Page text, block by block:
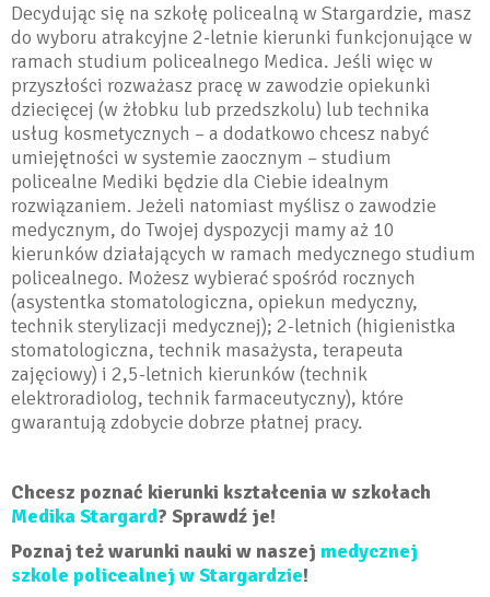
Decydując się na szkołę policealną w Stargardzie, masz
do wyboru atrakcyjne 2-letnie kierunki funkcjonujące w
ramach studium policealnego Medica. Jeśli więc w
przyszłości rozważasz pracę w zawodzie opiekunki
dziecięcej (w żłobku lub przedszkolu) lub technika
usług kosmetycznych – a dodatkowo chcesz nabyć
umiejętności w systemie zaocznym ­– studium
policealne Mediki będzie dla Ciebie idealnym
rozwiązaniem. Jeżeli natomiast myślisz o zawodzie
medycznym, do Twojej dyspozycji mamy aż 10
kierunków działających w ramach medycznego studium
policealnego. Możesz wybierać spośród rocznych
(asystentka stomatologiczna, opiekun medyczny,
technik sterylizacji medycznej); 2-letnich (higienistka
stomatologiczna, technik masażysta, terapeuta
zajęciowy) i 2,5-letnich kierunków (technik
elektroradiolog, technik farmaceutyczny), które
gwarantują zdobycie dobrze płatnej pracy.
Chcesz poznać kierunki kształcenia w szkołach
Medika Stargard? Sprawdź je!
Poznaj też warunki nauki w naszej medycznej
szkole policealnej w Stargardzie!